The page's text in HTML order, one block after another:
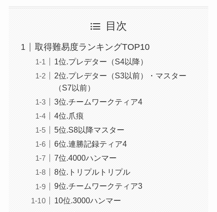
目次
取得難易度ランキングTOP10
1位.プレデター（S4以降）
2位.プレデター（S3以前）・マスター
（S7以前）
3位.チームワークティア4
4位.爪痕
5位.S8以降マスター
6位.連勝記録ティア4
7位.4000ハンマー
8位.トリプルトリプル
9位.チームワークティア3
10位.3000ハンマー